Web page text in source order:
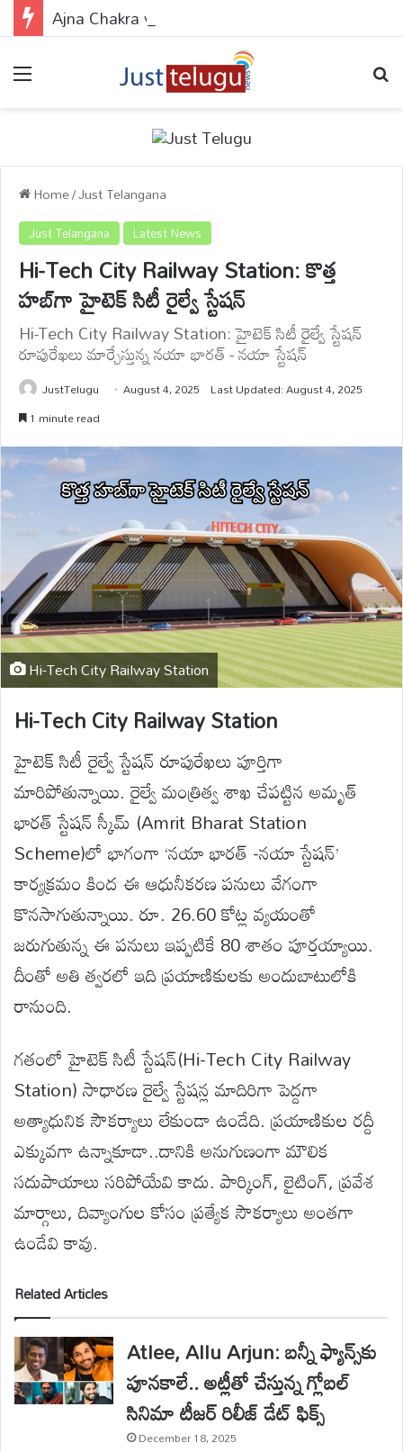
Home/Just Telangana
Just Telangana Latest News
Hi-Tech City Railway Station: కొత్త
హబ్‌గా హైటెక్ సిటీ రైల్వే స్టేషన్
Hi-Tech City Railway Station: హైటెక్ సిటీ రైల్వే స్టేషన్
రూపురేఖలు మార్చేస్తున్న నయా భారత్ - నయా స్టేషన్
JustTelugu August 4, 2025 Last Updated: August 4, 2025
1 minute read
Hi-Tech City Railway Station
Hi-Tech City Railway Station
హైటెక్ సిటీ రైల్వే స్టేషన్ రూపురేఖలు పూర్తిగా
మారిపోతున్నాయి. రైల్వే మంత్రిత్వ శాఖ చేపట్టిన అమృత్
భారత్ స్టేషన్ స్కీమ్ (Amrit Bharat Station
Scheme)లో భాగంగా ‘నయా భారత్ -నయా స్టేషన్’
కార్యక్రమం కింద ఈ ఆధునీకరణ పనులు వేగంగా
కొనసాగుతున్నాయి. రూ. 26.60 కోట్ల వ్యయంతో
జరుగుతున్న ఈ పనులు ఇప్పటికే 80 శాతం పూర్తయ్యాయి.
దీంతో అతి త్వరలో ఇది ప్రయాణికులకు అందుబాటులోకి
రానుంది.
గతంలో హైటెక్ సిటీ స్టేషన్(Hi-Tech City Railway
Station) సాధారణ రైల్వే స్టేషన్ల మాదిరిగా పెద్దగా
అత్యాధునిక సౌకర్యాలు లేకుండా ఉండేది. ప్రయాణికుల రద్దీ
ఎక్కువగా ఉన్నాకూడా..దానికి అనుగుణంగా మౌలిక
సదుపాయాలు సరిపోయేవి కాదు. పార్కింగ్, లైటింగ్, ప్రవేశ
మార్గాలు, దివ్యాంగుల కోసం ప్రత్యేక సౌకర్యాలు అంతగా
ఉండేవి కావు.
Related Articles
Atlee, Allu Arjun: బన్నీ ఫ్యాన్స్‌కు
పూనకాలే.. అట్లీతో చేస్తున్న గ్లోబల్
సినిమా టీజర్ రిలీజ్ డేట్ ఫిక్స్
December 18, 2025